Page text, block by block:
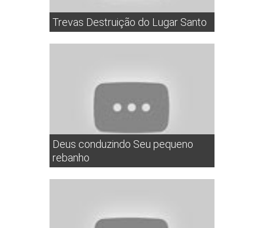
Trevas Destruição do Lugar Santo
Deus conduzindo Seu pequeno
rebanho